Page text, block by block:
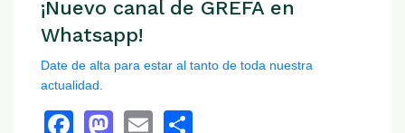
¡Nuevo canal de GREFA en
Whatsapp!
Date de alta para estar al tanto de toda nuestra
actualidad.
Facebook
Mastodon
Email